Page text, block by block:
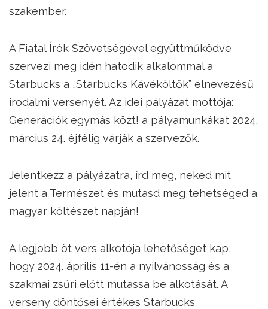
szakember.
A Fiatal Írók Szövetségével együttműködve
szervezi meg idén hatodik alkalommal a
Starbucks a „Starbucks Kávéköltők” elnevezésű
irodalmi versenyét. Az idei pályázat mottója:
Generációk egymás közt! a pályamunkákat 2024.
március 24. éjfélig várják a szervezők.
Jelentkezz a pályázatra, írd meg, neked mit
jelent a Természet és mutasd meg tehetséged a
magyar költészet napján!
A legjobb öt vers alkotója lehetőséget kap,
hogy 2024. április 11-én a nyilvánosság és a
szakmai zsűri előtt mutassa be alkotását. A
verseny döntősei értékes Starbucks